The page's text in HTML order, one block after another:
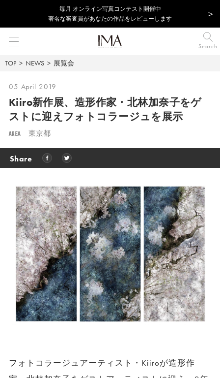
毎⽉ オンライン写真コンテスト開催中
著名な審査員があなたの作品をレビューします
Search
TOP NEWS 展覧会
05 April 2019
Kiiro新作展、造形作家・北林加奈子をゲ
ストに迎えフォトコラージュを展示
AREA 東京都
Share
フォトコラージュアーティスト・Kiiroが造形作